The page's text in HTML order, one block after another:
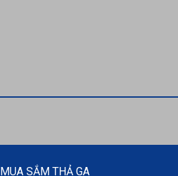
MUA SẮM THẢ GA